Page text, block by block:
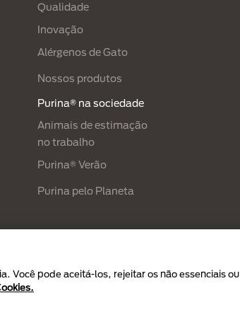
Qualidade
Inovação
Alérgenos de Gato
Nossos produtos
Purina® na sociedade
Animais de estimação
no trabalho
Purina® Verão
Purina pelo Planeta
Você pode aceitá-los, rejeitar os não essenciais ou